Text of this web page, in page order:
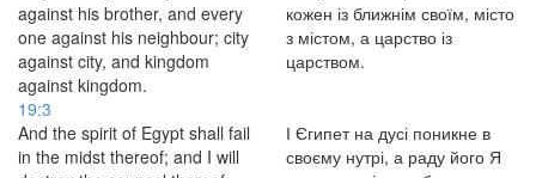
against his brother, and every
one against his neighbour; city
against city, and kingdom
against kingdom.
кожен із ближнім своїм, місто
з містом, а царство із
царством.
19:3
And the spirit of Egypt shall fail
in the midst thereof; and I will
І Єгипет на дусі поникне в
своєму нутрі, а раду його Я